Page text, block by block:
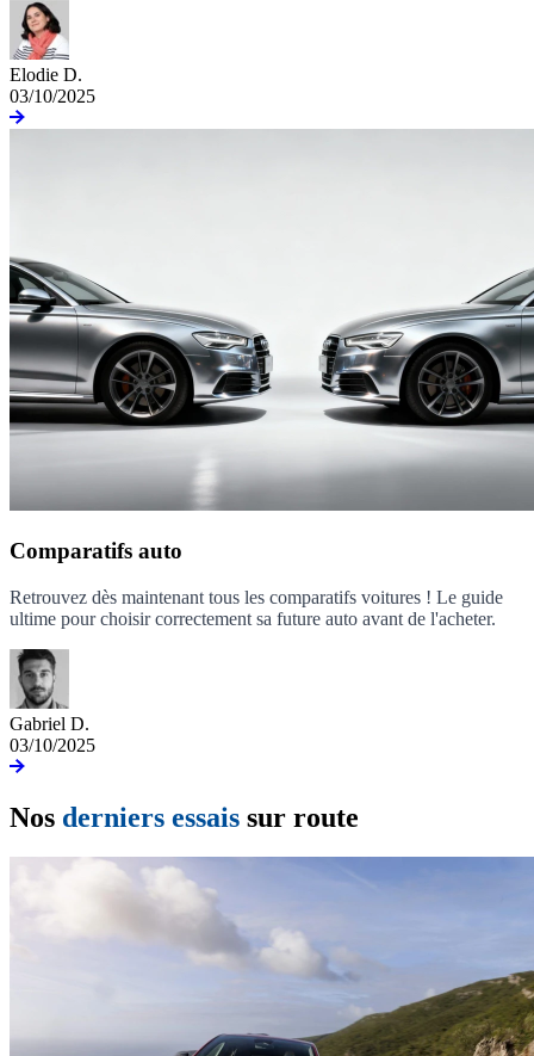
Elodie D.
03/10/2025
Comparatifs auto
Retrouvez dès maintenant tous les comparatifs voitures ! Le guide
ultime pour choisir correctement sa future auto avant de l'acheter.
Gabriel D.
03/10/2025
Nos derniers essais sur route